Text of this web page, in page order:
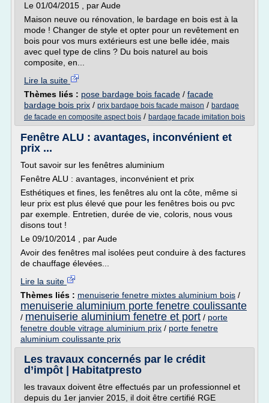
Le 01/04/2015 , par Aude
Maison neuve ou rénovation, le bardage en bois est à la
mode ! Changer de style et opter pour un revêtement en
bois pour vos murs extérieurs est une belle idée, mais
avec quel type de clins ? Du bois naturel au bois
composite, en...
Lire la suite
Thèmes liés : pose bardage bois facade / facade
bardage bois prix / prix bardage bois facade maison / bardage
de facade en composite aspect bois / bardage facade imitation bois
Fenêtre ALU : avantages, inconvénient et
prix ...
Tout savoir sur les fenêtres aluminium
Fenêtre ALU : avantages, inconvénient et prix
Esthétiques et fines, les fenêtres alu ont la côte, même si
leur prix est plus élevé que pour les fenêtres bois ou pvc
par exemple. Entretien, durée de vie, coloris, nous vous
disons tout !
Le 09/10/2014 , par Aude
Avoir des fenêtres mal isolées peut conduire à des factures
de chauffage élevées...
Lire la suite
Thèmes liés : menuiserie fenetre mixtes aluminium bois /
menuiserie aluminium porte fenetre coulissante
/ menuiserie aluminium fenetre et port / porte
fenetre double vitrage aluminium prix / porte fenetre
aluminium coulissante prix
Les travaux concernés par le crédit
d’impôt | Habitatpresto
les travaux doivent être effectués par un professionnel et
depuis du 1er janvier 2015, il doit être certifié RGE